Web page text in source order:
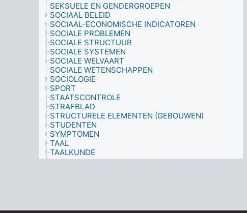
SEKSUELE EN GENDERGROEPEN
SOCIAAL BELEID
SOCIAAL-ECONOMISCHE INDICATOREN
SOCIALE PROBLEMEN
SOCIALE STRUCTUUR
SOCIALE SYSTEMEN
SOCIALE WELVAART
SOCIALE WETENSCHAPPEN
SOCIOLOGIE
SPORT
STAATSCONTROLE
STRAFBLAD
STRUCTURELE ELEMENTEN (GEBOUWEN)
STUDENTEN
SYMPTOMEN
TAAL
TAALKUNDE
TECHNISCHE INFRASTRUCTUUR